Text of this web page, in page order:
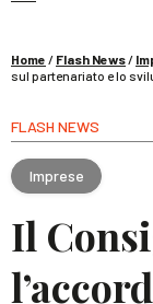
La riforma
Home / Flash News/
sul partenariato e lo
FLASH NEWS
Imprese
Il